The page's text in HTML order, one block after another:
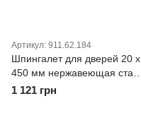
Артикул: 911.62.184
Шпингалет для дверей 20 x
450 мм нержавеющая сталь
матовый
1 121 грн